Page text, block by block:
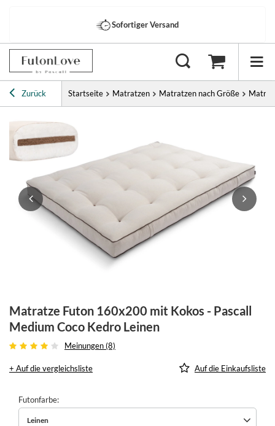
Zurück Startseite Matratzen Matratzen nach Größe
Matratze Futon 160x200 mit Kokos - Pascall
Medium Coco Kedro Leinen
Meinungen (8)
+ Auf die vergleichsliste Auf die Einkaufsliste
Futonfarbe
Leinen